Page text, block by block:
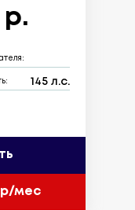
р.
145 л.с.
мес